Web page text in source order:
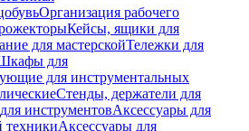
Организация рабочего
Кейсы, ящики для
для мастерскойТележки для
для
для инструментальных
Стенды, держатели для
инструментовАксессуары для
техникиАксессуары для